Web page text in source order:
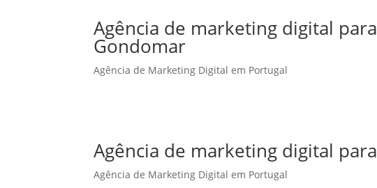
Agência de marketing digital
Gondomar
Agência de Marketing Digital em Portugal
Agência de marketing digital
Agência de Marketing Digital em Portugal